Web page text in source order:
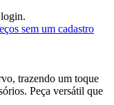
sem um cadastro
trazendo um toque
Peça versátil que